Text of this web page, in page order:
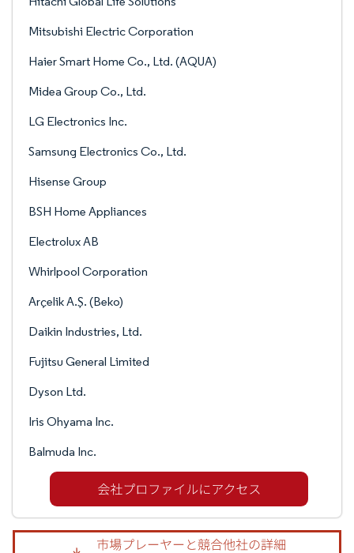
Mitsubishi Electric Corporation
Haier Smart Home Co., Ltd. (AQUA)
Midea Group Co., Ltd.
LG Electronics Inc.
Samsung Electronics Co., Ltd.
Hisense Group
BSH Home Appliances
Electrolux AB
Whirlpool Corporation
Arçelik A.Ş. (Beko)
Daikin Industries, Ltd.
Fujitsu General Limited
Dyson Ltd.
Iris Ohyama Inc.
Balmuda Inc.